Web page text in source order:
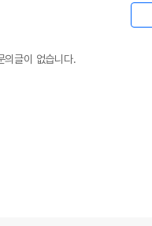
의글이 없습니다.